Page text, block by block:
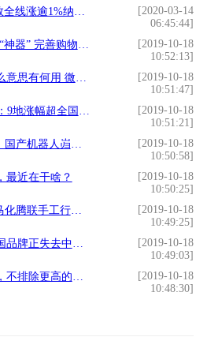
尾盘窄幅迅速收窄至近14%
[2020-03-14
06:45:44]
” 完善购物新体验
[2019-10-18
10:52:13]
微信银行储蓄功能在哪
[2019-10-18
10:51:47]
国，广西领涨宁夏最低
[2019-10-18
10:51:21]
机器人岿然挺立
[2019-10-18
10:50:58]
最近在干啥？
[2019-10-18
10:50:25]
，支付宝“慌不慌”？
[2019-10-18
10:49:25]
失去中国消费者……
[2019-10-18
10:49:03]
2020年均价会在30元以上
[2019-10-18
10:48:30]